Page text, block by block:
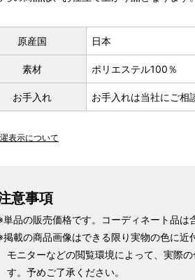
原産国 日本
素材 ポリエステル100％
お手入れ お手入れは当社にご相
表示について
意事項
単品の販売価格です。コーディネート品は
掲載の商品画像はできる限り実物の色に近
モニターなどの閲覧環境によって、実際
す。予めご了承ください。